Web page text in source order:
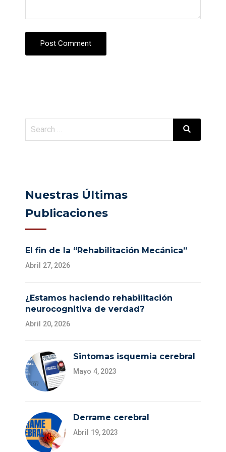
Post Comment
Nuestras Últimas
Publicaciones
El fin de la “Rehabilitación Mecánica”
Abril 27, 2026
¿Estamos haciendo rehabilitación
neurocognitiva de verdad?
Abril 20, 2026
Sintomas isquemia cerebral
Mayo 4, 2023
Derrame cerebral
Abril 19, 2023